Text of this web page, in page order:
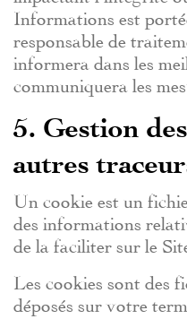
Informations est
responsable de
informera dans les
communiquera les
5. Gestion
autres
Un cookie est un
des informations
de la faciliter sur le
Les cookies sont des
déposés sur votre